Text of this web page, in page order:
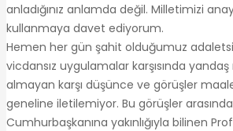
anladığınız anlamda değil. Milletimizi
kullanmaya davet ediyorum.
Hemen her gün şahit olduğumuz
vicdansız uygulamalar karşısında
almayan karşı düşünce ve görüşler
geneline iletilemiyor. Bu görüşler
Cumhurbaşkanına yakınlığıyla bilinen